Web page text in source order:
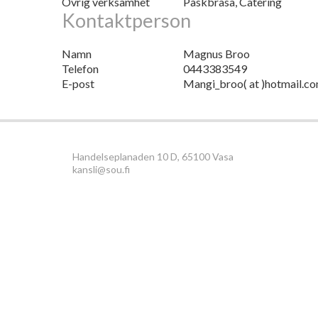
Kontaktperson
Namn
Magnus Broo
Telefon
0443383549
E-post
Mangi_broo( at
Handelseplanaden 10 D, 65100 Vasa
kansli@sou.fi